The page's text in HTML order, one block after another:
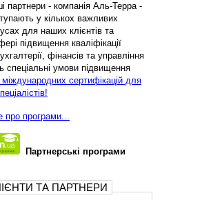
партнери - компанія Аль-Терра -
у кількох важливих
для наших клієнтів та
підвищення кваліфікації
фінансів та управління
спеціальні умови підвищення
міждународних сертифікацій для
про програми...
Партнерські програми
ТА ПАРТНЕРИ